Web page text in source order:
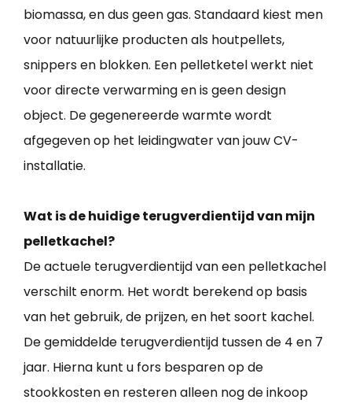
biomassa, en dus geen gas. Standaard kiest men
voor natuurlijke producten als houtpellets,
snippers en blokken. Een pelletketel werkt niet
voor directe verwarming en is geen design
object. De gegenereerde warmte wordt
afgegeven op het leidingwater van jouw CV-
installatie.
Wat is de huidige terugverdientijd van mijn
pelletkachel?
De actuele terugverdientijd van een pelletkachel
verschilt enorm. Het wordt berekend op basis
van het gebruik, de prijzen, en het soort kachel.
De gemiddelde terugverdientijd tussen de 4 en 7
jaar. Hierna kunt u fors besparen op de
stookkosten en resteren alleen nog de inkoop